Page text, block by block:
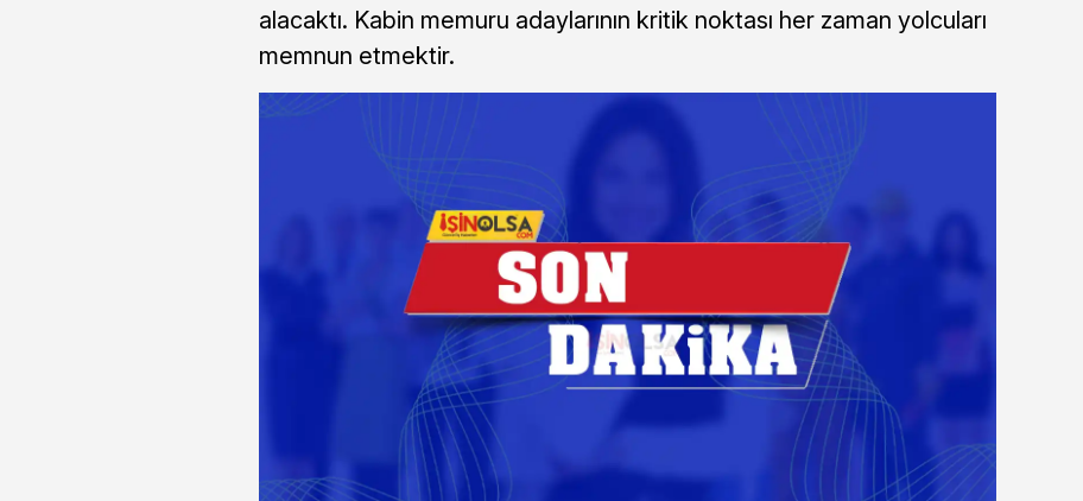
alacaktı. Kabin memuru adaylarının kritik noktası her zaman yolcuları
memnun etmektir.